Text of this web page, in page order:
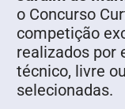
o Concurso
competição
realizados por
técnico, livre
selecionadas.